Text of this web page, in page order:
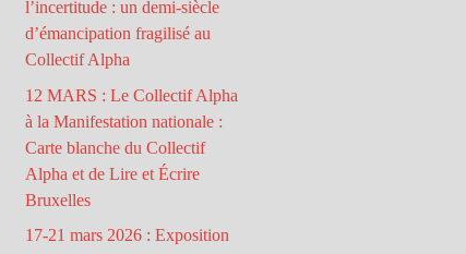
l’incertitude : un demi-siècle
d’émancipation fragilisé au
Collectif Alpha
12 MARS : Le Collectif Alpha
à la Manifestation nationale :
Carte blanche du Collectif
Alpha et de Lire et Écrire
Bruxelles
17-21 mars 2026 : Exposition